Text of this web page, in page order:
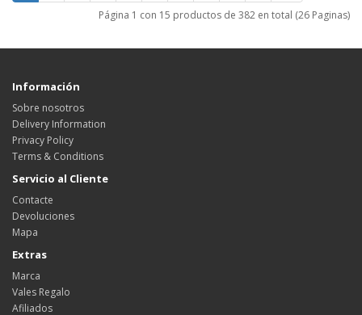
Página 1 con 15 productos de 382 en total (26 Paginas)
Información
Sobre nosotros
Delivery Information
Privacy Policy
Terms & Conditions
Servicio al Cliente
Contacte
Devoluciones
Mapa
Extras
Marca
Vales Regalo
Afiliados